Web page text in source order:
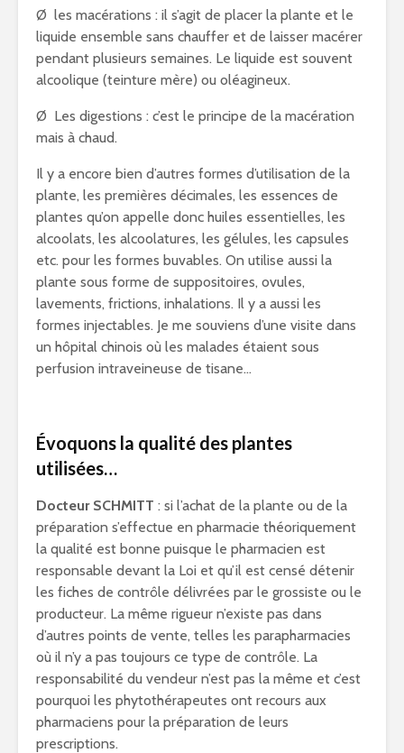
Ø les macérations : il s’agit de placer la plante et le
liquide ensemble sans chauffer et de laisser macérer
pendant plusieurs semaines. Le liquide est souvent
alcoolique (teinture mère) ou oléagineux.
Ø Les digestions : c’est le principe de la macération
mais à chaud.
Il y a encore bien d’autres formes d’utilisation de la
plante, les premières décimales, les essences de
plantes qu’on appelle donc huiles essentielles, les
alcoolats, les alcoolatures, les gélules, les capsules
etc. pour les formes buvables. On utilise aussi la
plante sous forme de suppositoires, ovules,
lavements, frictions, inhalations. Il y a aussi les
formes injectables. Je me souviens d’une visite dans
un hôpital chinois où les malades étaient sous
perfusion intraveineuse de tisane…
Évoquons la qualité des plantes
utilisées…
Docteur SCHMITT : si l’achat de la plante ou de la
préparation s’effectue en pharmacie théoriquement
la qualité est bonne puisque le pharmacien est
responsable devant la Loi et qu’il est censé détenir
les fiches de contrôle délivrées par le grossiste ou le
producteur. La même rigueur n’existe pas dans
d’autres points de vente, telles les parapharmacies
où il n’y a pas toujours ce type de contrôle. La
responsabilité du vendeur n’est pas la même et c’est
pourquoi les phytothérapeutes ont recours aux
pharmaciens pour la préparation de leurs
prescriptions.